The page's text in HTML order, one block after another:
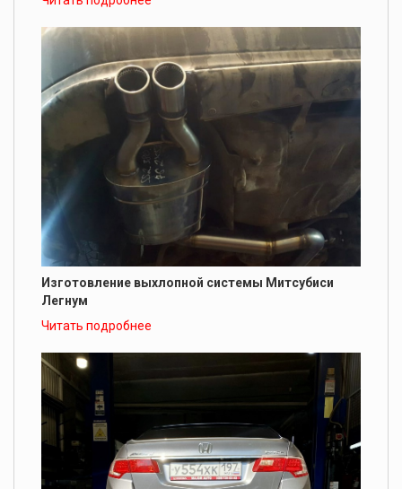
Изготовление выхлопной системы Митсубиси
Легнум
Читать подробнее